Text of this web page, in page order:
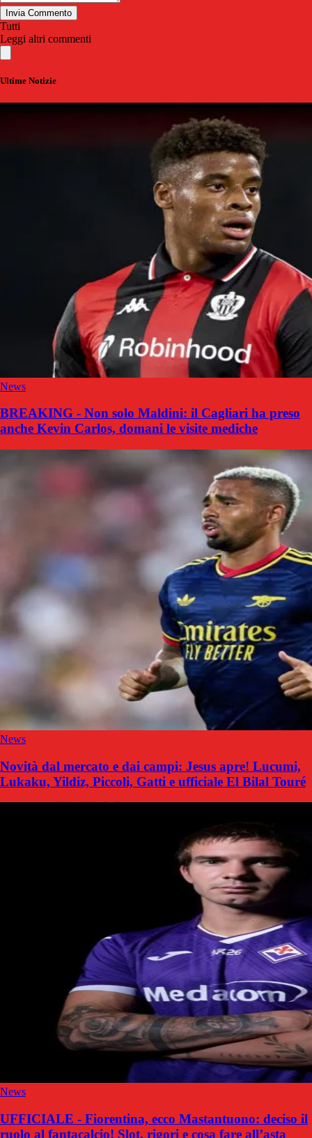
Invia Commento
Tutti
Leggi altri commenti
Ultime Notizie
News
BREAKING - Non solo Maldini: il Cagliari ha preso
anche Kevin Carlos, domani le visite mediche
News
Novità dal mercato e dai campi: Jesus apre! Lucumi,
Lukaku, Yildiz, Piccoli, Gatti e ufficiale El Bilal Touré
News
UFFICIALE - Fiorentina, ecco Mastantuono: deciso il
ruolo al fantacalcio! Slot, rigori e cosa fare all’asta